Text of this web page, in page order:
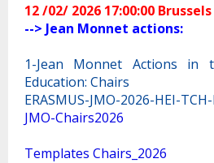
12 /02/ 2026 17:00:00
--> Jean Monnet actions:
1-Jean Monnet Actions
Education: Chairs
ERASMUS-JMO-2026-HEI-
JMO-Chairs2026
Templates Chairs_2026